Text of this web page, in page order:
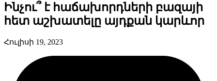
Ինչու՞ է հաճախորդների բազայի
հետ աշխատելը այդքան կարևոր
Հուլիսի 19, 2023